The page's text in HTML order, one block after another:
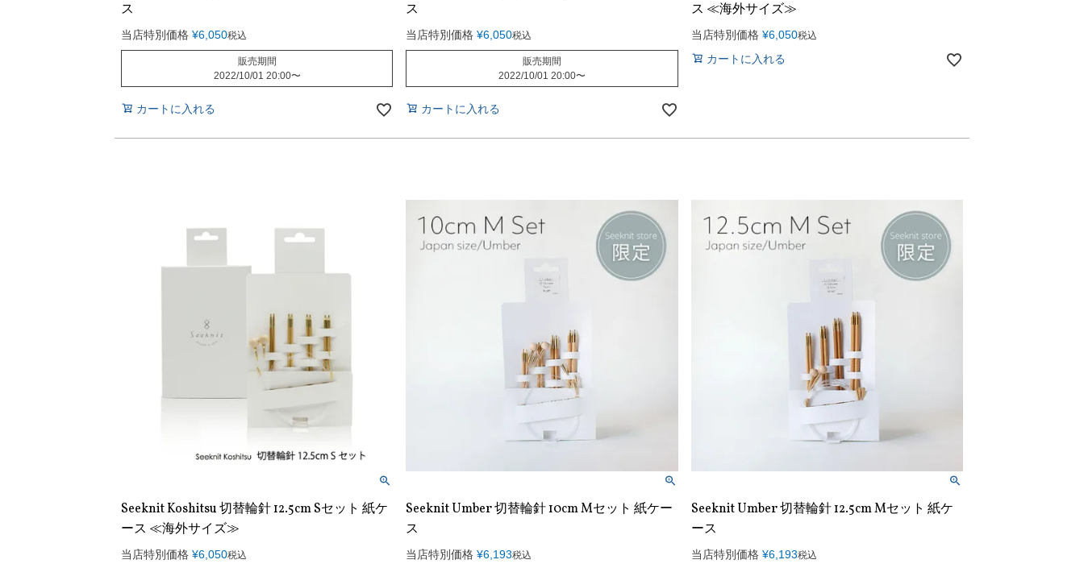
ス
当店特別価格 ¥6,050税込
販売期間
2022/10/01 20:00〜
カートに入れる
ス
当店特別価格 ¥6,050税込
販売期間
2022/10/01 20:00〜
カートに入れる
ス ≪海外サイズ≫
当店特別価格 ¥6,050税込
カートに入れる
Seeknit Koshitsu 切替輪針 12.5cm Sセット 紙ケ
ース ≪海外サイズ≫
当店特別価格 ¥6,050税込
Seeknit Umber 切替輪針 10cm Mセット 紙ケー
ス
当店特別価格 ¥6,193税込
Seeknit Umber 切替輪針 12.5cm Mセット 紙ケ
ース
当店特別価格 ¥6,193税込